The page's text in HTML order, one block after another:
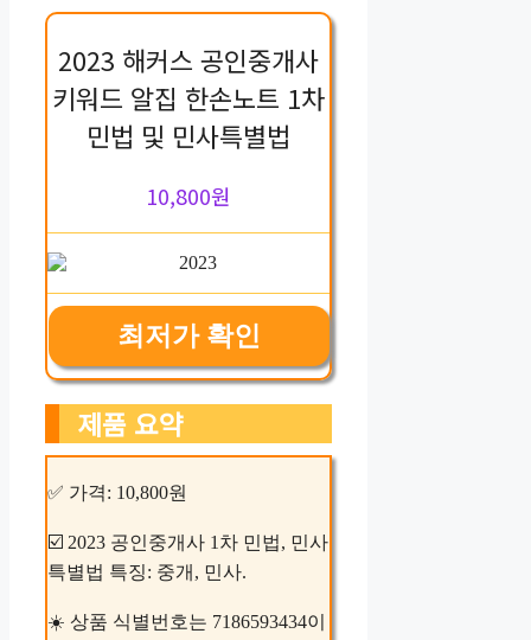
2023 해커스 공인중개사
키워드 알집 한손노트 1차
민법 및 민사특별법
10,800원
최저가 확인
제품 요약
✅ 가격: 10,800원
☑️ 2023 공인중개사 1차 민법, 민사
특별법 특징: 중개, 민사.
☀️ 상품 식별번호는 7186593434이